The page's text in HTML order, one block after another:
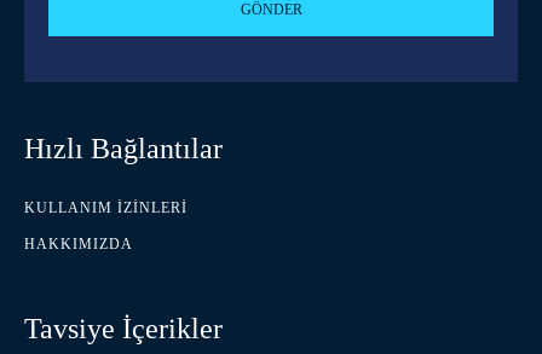
GÖNDER
Hızlı Bağlantılar
KULLANIM İZINLERI
HAKKIMIZDA
Tavsiye İçerikler